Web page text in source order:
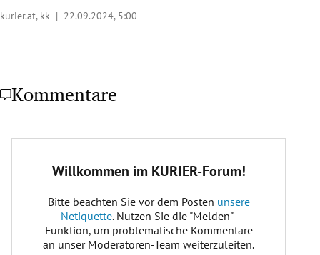
kurier.at, kk | 22.09.2024, 5:00
Kommentare